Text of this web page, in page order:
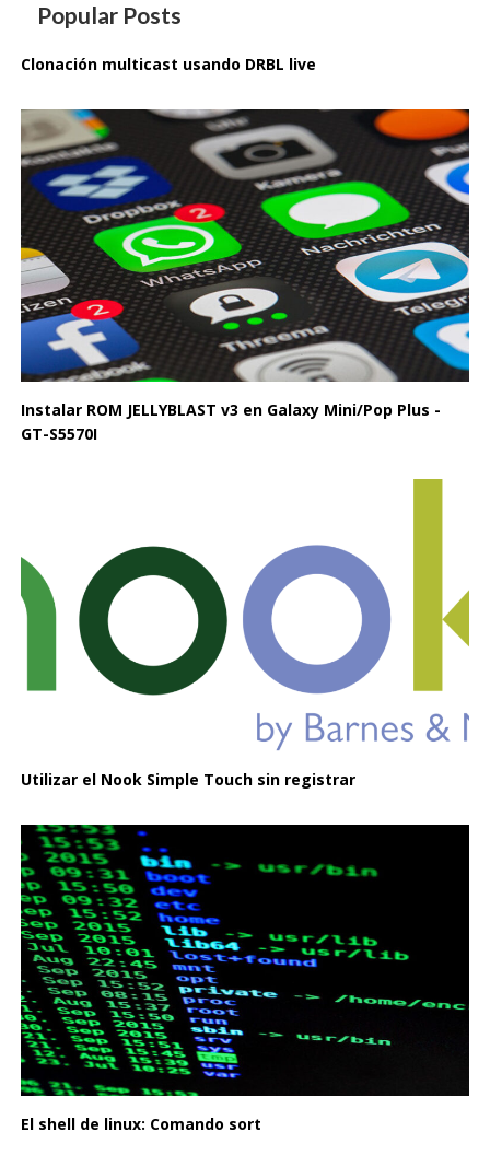
Popular Posts
Clonación multicast usando DRBL live
Instalar ROM JELLYBLAST v3 en Galaxy Mini/Pop Plus -
GT-S5570I
Utilizar el Nook Simple Touch sin registrar
El shell de linux: Comando sort